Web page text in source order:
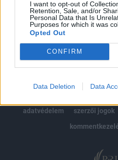
I want to opt-out of
Retention, Sale, and/or
Personal Data that Is
Purposes for which it was
Opted Out
CONFIRM
Data Deletion Data
MÁR ELŐFIZETŐNK VAGY?
adatvédelem
szerzői jogok